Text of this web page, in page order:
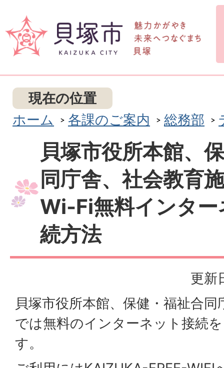
現在の位置
ホーム
各課のご案内 総務部
貝塚市役所本館、
同庁舎、社会教育
Wi-Fi無料インター
続方法
更新
貝塚市役所本館、保健・福祉合
では無料のインターネット接続
す。